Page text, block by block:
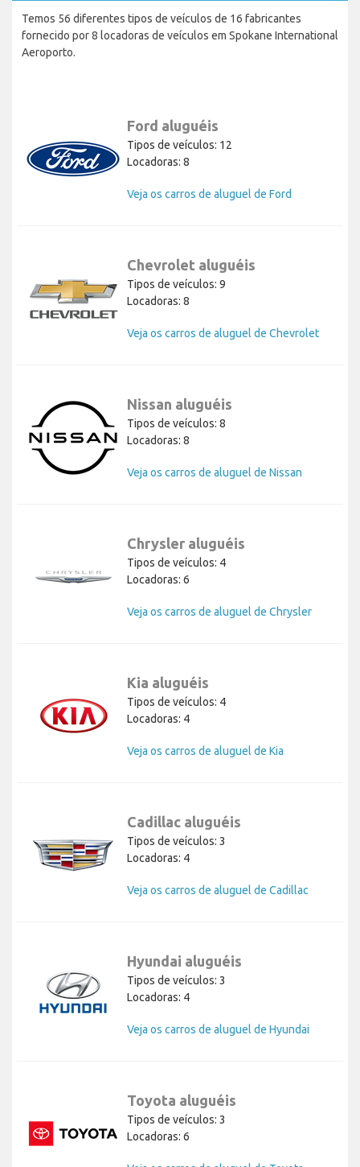
Temos 56 diferentes tipos de veículos de 16 fabricantes
fornecido por 8 locadoras de veículos em Spokane International
Aeroporto.
Ford aluguéis
Tipos de veículos: 12
Locadoras: 8
Veja os carros de aluguel de Ford
Chevrolet aluguéis
Tipos de veículos: 9
Locadoras: 8
Veja os carros de aluguel de Chevrolet
Nissan aluguéis
Tipos de veículos: 8
Locadoras: 8
Veja os carros de aluguel de Nissan
Chrysler aluguéis
Tipos de veículos: 4
Locadoras: 6
Veja os carros de aluguel de Chrysler
Kia aluguéis
Tipos de veículos: 4
Locadoras: 4
Veja os carros de aluguel de Kia
Cadillac aluguéis
Tipos de veículos: 3
Locadoras: 4
Veja os carros de aluguel de Cadillac
Hyundai aluguéis
Tipos de veículos: 3
Locadoras: 4
Veja os carros de aluguel de Hyundai
Toyota aluguéis
Tipos de veículos: 3
Locadoras: 6